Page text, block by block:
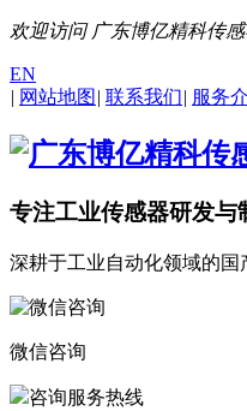
欢迎访问 广东博亿精科传
EN
| 网站地图 | 联系我们| 服务
专注工业传感器研发与
深耕于工业自动化领域的国
微信咨询
咨询服务热线